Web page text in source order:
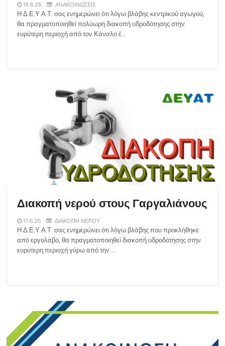
19.6.25 ΑΝΑΚΟΙΝΩΣΕΙΣ
Η Δ.Ε.Υ.Α.Τ. σας ενημερώνει ότι λόγω βλάβης κεντρικού αγωγού,
θα πραγματοποιηθεί πολύωρη διακοπή υδροδότησης στην
ευρύτερη περιοχή από τον Κάναλο έ…
Διακοπή νερού στους Γαργαλιάνους
17.6.25 ΔΙΑΚΟΠΗ ΝΕΡΟΥ
Η Δ.Ε.Υ.Α.Τ. σας ενημερώνει ότι λόγω βλάβης που προκλήθηκε
από εργολάβο, θα πραγματοποιηθεί διακοπή υδροδότησης στην
ευρύτερη περιοχή γύρω από την …